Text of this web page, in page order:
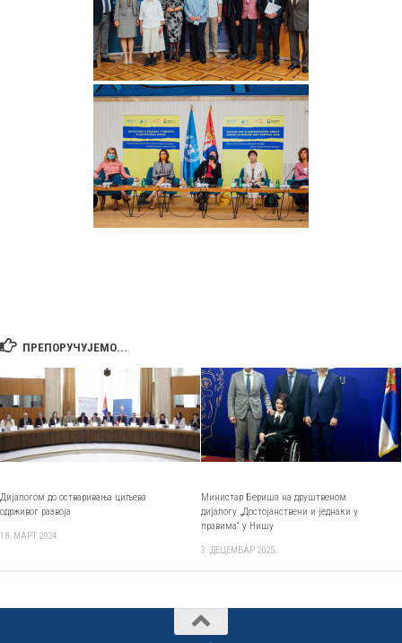
ПРЕПОРУЧУЈЕМО...
Дијалогом до остваривања циљева
одрживог развоја
18. МАРТ 2024.
Министар Бериша на друштвеном
дијалогу „Достојанствени и једнаки у
правима“ у Нишу
3. ДЕЦЕМБАР 2025.